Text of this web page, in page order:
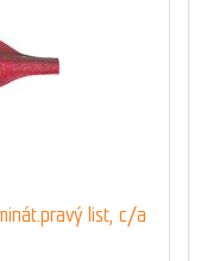
list, c/a